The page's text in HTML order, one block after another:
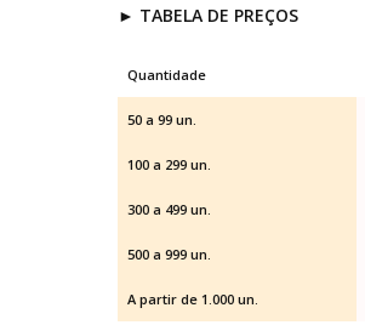
► TABELA DE PREÇOS
Quantidade
50 a 99 un.
100 a 299 un.
300 a 499 un.
500 a 999 un.
A partir de 1.000 un.